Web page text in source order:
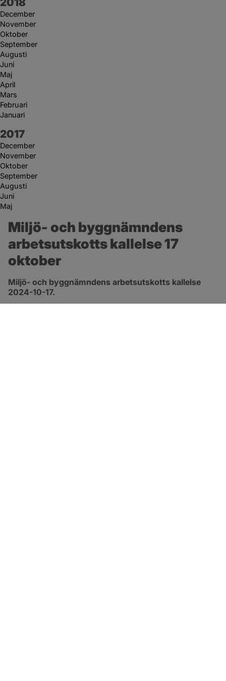
December
November
Oktober
September
Augusti
Juni
Maj
April
Mars
Februari
Januari
År:
2017
December
November
Oktober
September
Augusti
Juni
Maj
Miljö- och byggnämndens
arbetsutskotts kallelse 17
oktober
Miljö- och byggnämndens arbetsutskotts kallelse
2024-10-17.